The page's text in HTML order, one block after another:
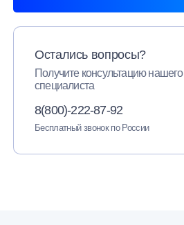
Остались вопросы?
Получите консультацию нашего
специалиста
8(800)-222-87-92
Бесплатный звонок по России